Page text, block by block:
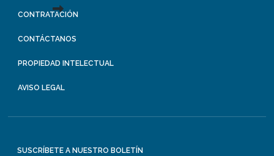
CONTRATACIÓN
CONTÁCTANOS
PROPIEDAD INTELECTUAL
AVISO LEGAL
SUSCRÍBETE A NUESTRO BOLETÍN